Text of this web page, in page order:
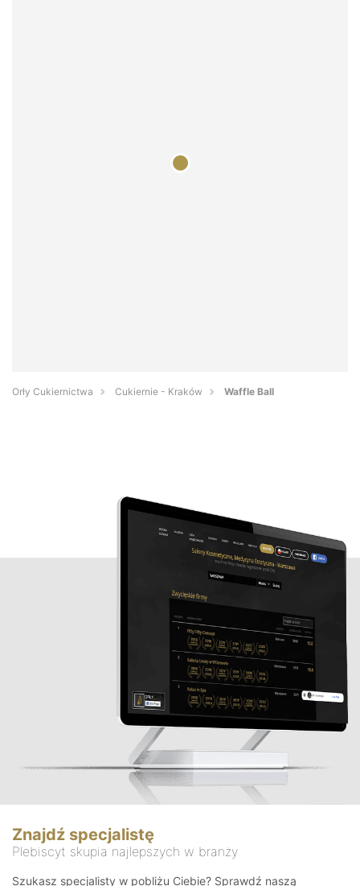
Orły Cukiernictwa Cukiernie - Kraków Waffle Ball
Znajdź specjalistę
Plebiscyt skupia najlepszych w branży
Szukasz specjalisty w pobliżu Ciebie? Sprawdź naszą